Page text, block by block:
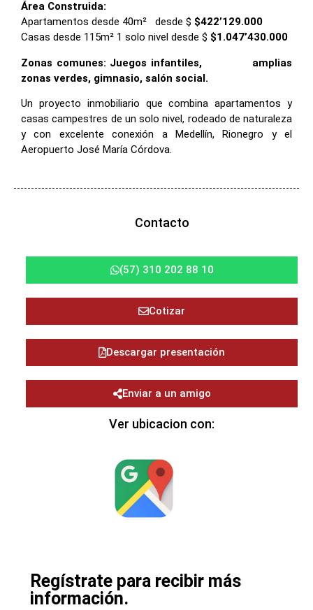
Área Construida:
Apartamentos desde 40m² desde $ $422’129.000
Casas desde 115m² 1 solo nivel desde $ $1.047’430.000
Zonas comunes: Juegos infantiles, amplias
zonas verdes, gimnasio, salón social.
Un proyecto inmobiliario que combina apartamentos y
casas campestres de un solo nivel, rodeado de naturaleza
y con excelente conexión a Medellín, Rionegro y el
Aeropuerto José María Córdova.
Contacto
(57) 310 202 88 10
Cotizar
Descargar presentación
Enviar a un amigo
Ver ubicacion con:
Regístrate para recibir más
información.